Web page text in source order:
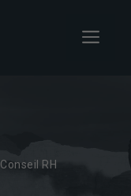
Menu
Conseil RH